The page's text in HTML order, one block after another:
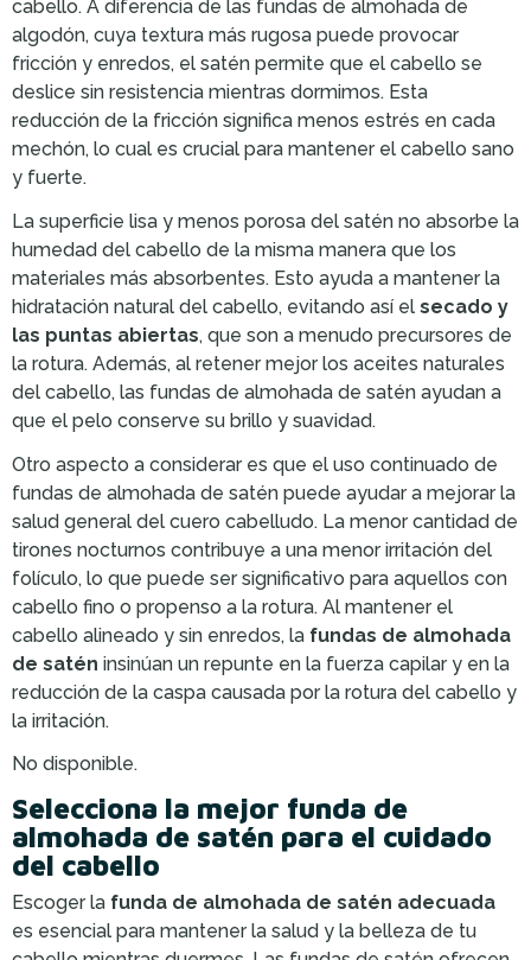
cabello. A diferencia de las fundas de almohada de
algodón, cuya textura más rugosa puede provocar
fricción y enredos, el satén permite que el cabello se
deslice sin resistencia mientras dormimos. Esta
reducción de la fricción significa menos estrés en cada
mechón, lo cual es crucial para mantener el cabello sano
y fuerte.
La superficie lisa y menos porosa del satén no absorbe la
humedad del cabello de la misma manera que los
materiales más absorbentes. Esto ayuda a mantener la
hidratación natural del cabello, evitando así el secado y
las puntas abiertas, que son a menudo precursores de
la rotura. Además, al retener mejor los aceites naturales
del cabello, las fundas de almohada de satén ayudan a
que el pelo conserve su brillo y suavidad.
Otro aspecto a considerar es que el uso continuado de
fundas de almohada de satén puede ayudar a mejorar la
salud general del cuero cabelludo. La menor cantidad de
tirones nocturnos contribuye a una menor irritación del
folículo, lo que puede ser significativo para aquellos con
cabello fino o propenso a la rotura. Al mantener el
cabello alineado y sin enredos, la fundas de almohada
de satén insinúan un repunte en la fuerza capilar y en la
reducción de la caspa causada por la rotura del cabello y
la irritación.
No disponible.
Selecciona la mejor funda de
almohada de satén para el cuidado
del cabello
Escoger la funda de almohada de satén adecuada
es esencial para mantener la salud y la belleza de tu